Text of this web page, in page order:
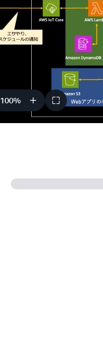
100%